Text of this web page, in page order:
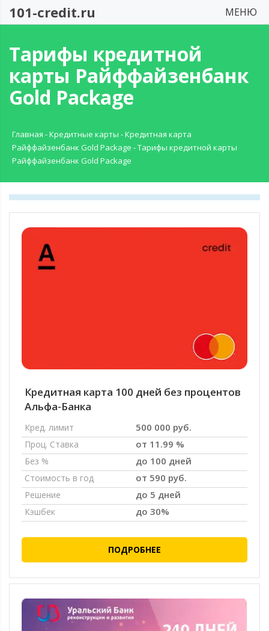
101-credit.ru МЕНЮ
Тарифы кредитной
карты Райффайзенбанк
Gold Package
Главная -Кредитные карты -Кредитная карта
Райффайзенбанк Gold Package -Тарифы кредитной карты
Райффайзенбанк Gold Package
Кредитная карта 100 дней без процентов
Альфа-Банка
Кред. лимит 500 000 руб.
Проц. Ставка от 11.99 %
Без % до 100 дней
Стоимость в год от 590 руб.
Решение до 5 дней
Кэшбек до 30%
ПОДРОБНЕЕ